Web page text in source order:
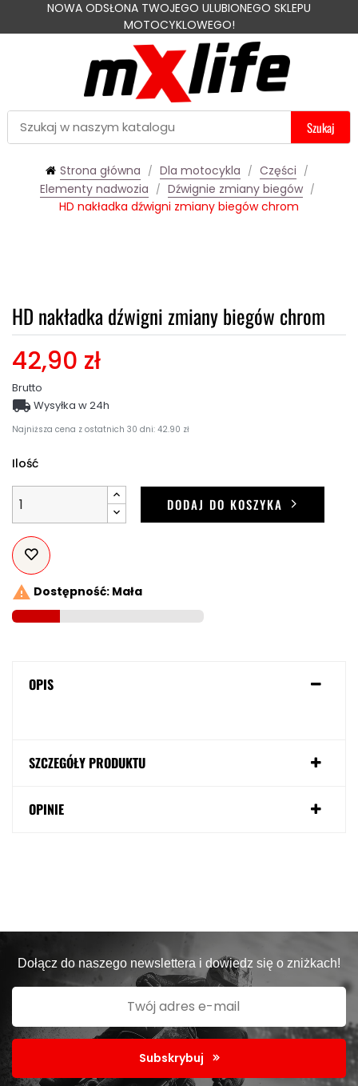
NOWA ODSŁONA TWOJEGO ULUBIONEGO SKLEPU
MOTOCYKLOWEGO!
Szukaj
Strona główna Dla motocykla
Części
Elementy nadwozia
Dźwignie zmiany biegów
HD nakładka dźwigni zmiany biegów chrom
HD nakładka dźwigni zmiany biegów chrom
42,90 zł
Brutto
Najniższa cena z ostatnich 30 dni: 42.90 zł
 Wysyłka w 24h
Ilość
DODAJ DO KOSZYKA
 Dostępność: Mała
OPIS
SZCZEGÓŁY PRODUKTU
OPINIE
Dołącz do naszego newslettera i dowiedz się o zniżkach!
Subskrybuj